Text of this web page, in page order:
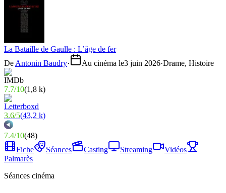
La Bataille de Gaulle : L’âge de fer
De Antonin Baudry· Au cinéma le3 juin 2026·Drame, Histoire
7.7/10(1,8 k)
3.6/5(43,2 k)
7.4/10(48)
Fiche
Séances Casting Streaming
Vidéos
Palmarès
Séances cinéma